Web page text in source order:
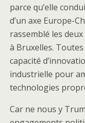
parce qu’elle
d’un axe Europe-
rassemblé les
à Bruxelles.
capacité
industrielle pour
technologies
Car ne nous y